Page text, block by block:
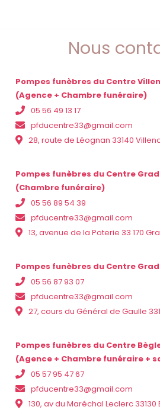
Nous
Pompes funèbres du Centre
(Agence + Chambre funéraire)
05 56 49 13 17
pfducentre33@gmail.com
28, route de Léognan 33140
Pompes funèbres du Centre
(Chambre funéraire)
05 56 89 54 39
pfducentre33@gmail.com
13, avenue de la Poterie 33 170
Pompes funèbres du Centre
05 56 87 93 07
pfducentre33@gmail.com
27, cours du Général de Gaulle
Pompes funèbres du Centre
(Agence + Chambre funéraire +
05 57 95 47 67
pfducentre33@gmail.com
130, av du Maréchal Leclerc 33130